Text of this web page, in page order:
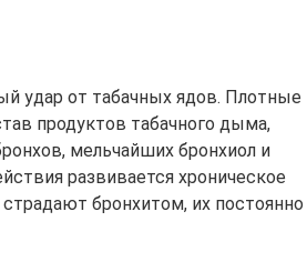
удар от табачных ядов. Плотные
продуктов табачного дыма,
мельчайших бронхиол и
развивается хроническое
бронхитом, их постоянно